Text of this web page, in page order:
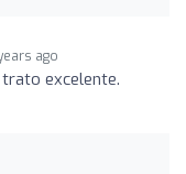
ago
trato excelente.